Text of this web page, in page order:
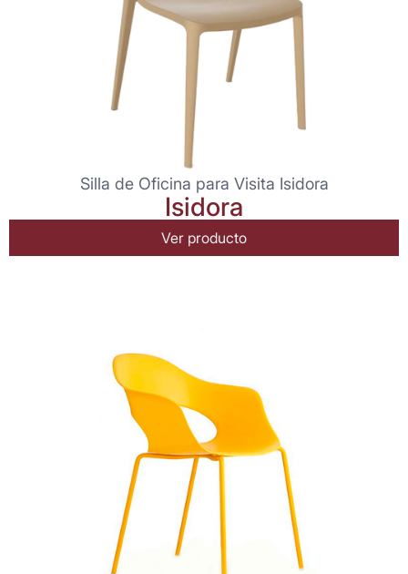
Silla de Oficina para Visita Isidora
Isidora
Ver producto